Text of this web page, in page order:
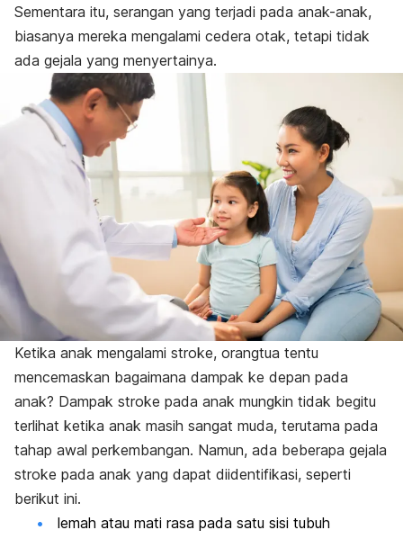
Sementara itu, serangan yang terjadi pada anak-anak,
biasanya mereka mengalami cedera otak, tetapi tidak
ada gejala yang menyertainya.
Ketika anak mengalami stroke, orangtua tentu
mencemaskan bagaimana dampak ke depan pada
anak? Dampak stroke pada anak mungkin tidak begitu
terlihat ketika anak masih sangat muda, terutama pada
tahap awal perkembangan. Namun, ada beberapa gejala
stroke pada anak yang dapat diidentifikasi, seperti
berikut ini.
lemah atau mati rasa pada satu sisi tubuh